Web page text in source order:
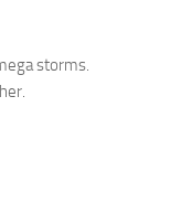
storms.